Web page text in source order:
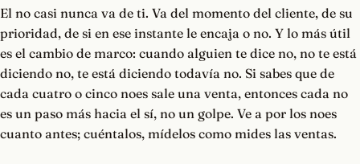
El no casi nunca va de ti. Va del momento del cliente, de su
prioridad, de si en ese instante le encaja o no. Y lo más útil
es el cambio de marco: cuando alguien te dice no, no te está
diciendo no, te está diciendo todavía no. Si sabes que de
cada cuatro o cinco noes sale una venta, entonces cada no
es un paso más hacia el sí, no un golpe. Ve a por los noes
cuanto antes; cuéntalos, mídelos como mides las ventas.